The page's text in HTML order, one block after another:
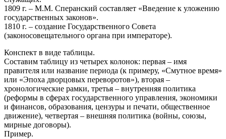
1809 г. – М.М. Сперанский составляет «Введение к уложению
государственных законов».
1810 г. – создание Государственного Совета
(законосовещательного органа при императоре).
Конспект в виде таблицы.
Составим таблицу из четырех колонок: первая – имя
правителя или название периода (к примеру, «Смутное время»
или «Эпоха дворцовых переворотов»), вторая –
хронологические рамки, третья – внутренняя политика
(реформы в сферах государственного управления, экономики
и финансов, образования, цензуры и печати, общественное
движение), четвертая – внешняя политика (войны, союзы,
мирные договоры).
Пример.